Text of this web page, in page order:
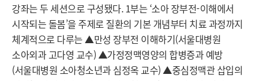
강좌는 두 세션으로 구성됐다. 1부는 ‘소아 장부전-이해에서
시작되는 돌봄’을 주제로 질환의 기본 개념부터 치료 과정까지
체계적으로 다루는 ▲만성 장부전 이해하기(서울대병원
소아외과 고다영 교수) ▲가정정맥영양의 합병증과 예방
(서울대병원 소아청소년과 심정옥 교수) ▲중심정맥관 삽입의